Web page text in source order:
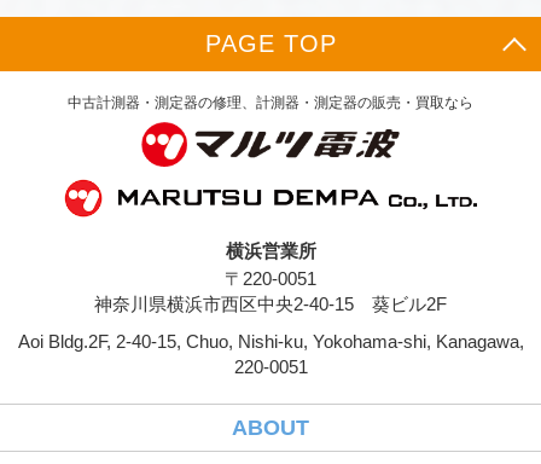
下，｢提携先｣といいます。）などから収集する
ことがあります。
当社は，ユーザーについて，利用したサービス
やソフトウエア，購入した商品，閲覧したペー
ジや広告の履歴，検索した検索キーワード，利
用日時，利用方法，利用環境（携帯端末を通じ
てご利用の場合の当該端末の通信状態，利用に
際しての各種設定情報なども含みます），IPア
識別情報などの履歴情報および特性情報を，ユ
ーザーが当社や提携先のサービスを利用しまた
はページを閲覧する際に収集します。
第３条（個人情報を収集・利用する目的）
当社が個人情報を収集・利用する目的は，以下
ユーザーに自分の登録情報の閲覧や修正，利用
状況の閲覧を行っていただくために，氏名，住
PAGE TOP
中古計測器・測定器の修理、計測器・測定器の販売・買取なら
横浜営業所
〒220-0051
神奈川県横浜市西区中央2-40-15 葵ビル2F
Aoi Bldg.2F, 2-40-15, Chuo, Nishi-ku, Yokohama-shi, Kanagawa,
220-0051
ABOUT